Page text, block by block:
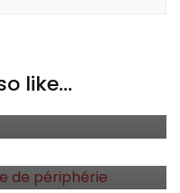
like...
des
et des
Market
recherche prédit